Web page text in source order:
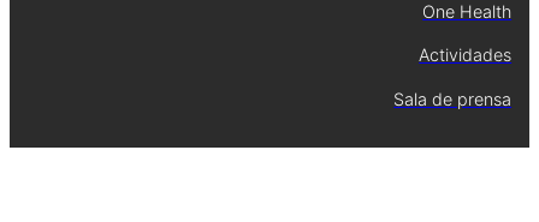
One Health
Actividades
Sala de prensa